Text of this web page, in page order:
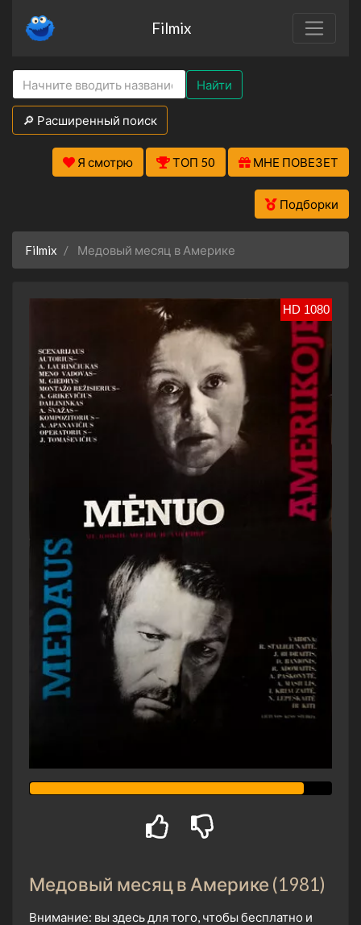
Filmix
Найти
🔎 Расширенный поиск
Я смотрю ТОП 50 МНЕ ПОВЕЗЕТ
Подборки
Filmix Медовый месяц в Америке
HD 1080
Медовый месяц в Америке (1981)
Внимание: вы здесь для того, чтобы бесплатно и